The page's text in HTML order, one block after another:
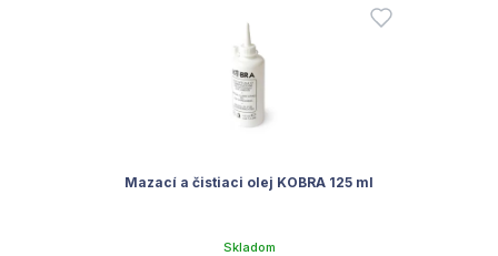
Mazací a čistiaci olej KOBRA 125 ml
Skladom